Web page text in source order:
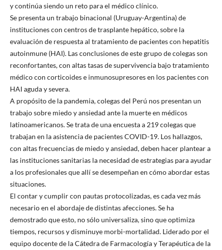
y continúa siendo un reto para el médico clínico.
Se presenta un trabajo binacional (Uruguay-Argentina) de
instituciones con centros de trasplante hepático, sobre la
evaluación de respuesta al tratamiento de pacientes con hepatitis
autoinmune (HAI). Las conclusiones de este grupo de colegas son
reconfortantes, con altas tasas de supervivencia bajo tratamiento
médico con corticoides e inmunosupresores en los pacientes con
HAI aguda y severa.
A propósito de la pandemia, colegas del Perú nos presentan un
trabajo sobre miedo y ansiedad ante la muerte en médicos
latinoamericanos. Se trata de una encuesta a 219 colegas que
trabajan en la asistencia de pacientes COVID-19. Los hallazgos,
con altas frecuencias de miedo y ansiedad, deben hacer plantear a
las instituciones sanitarias la necesidad de estrategias para ayudar
a los profesionales que allí se desempeñan en cómo abordar estas
situaciones.
El contar y cumplir con pautas protocolizadas, es cada vez más
necesario en el abordaje de distintas afecciones. Se ha
demostrado que esto, no sólo universaliza, sino que optimiza
tiempos, recursos y disminuye morbi-mortalidad. Liderado por el
equipo docente de la Cátedra de Farmacología y Terapéutica de la